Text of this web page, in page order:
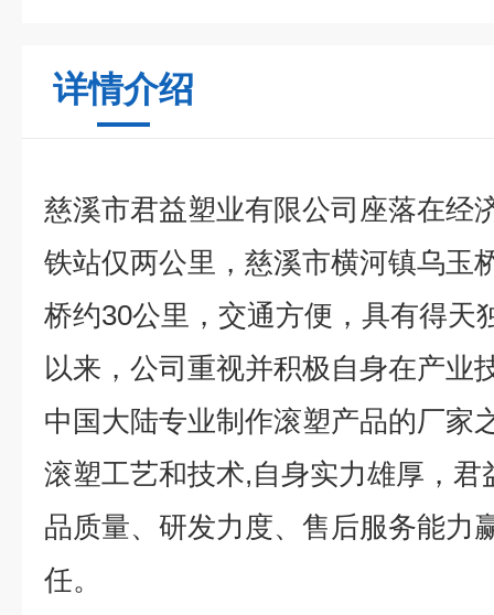
详情介绍
慈溪市君益塑业有限公司座落在经
铁站仅两公里，慈溪市横河镇乌玉
桥约30公里，交通方便，具有得天
以来，公司重视并积极自身在产业
中国大陆专业制作滚塑产品的厂家
滚塑工艺和技术,自身实力雄厚，
品质量、研发力度、售后服务能力
任。